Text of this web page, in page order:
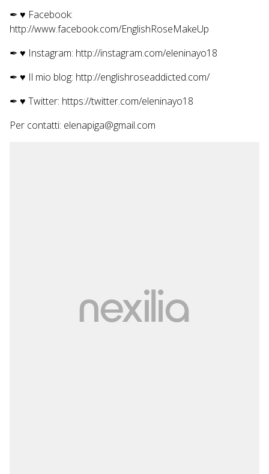
✒ ♥ Facebook:
http://www.facebook.com/EnglishRoseMakeUp
✒ ♥ Instagram: http://instagram.com/eleninayo18
✒ ♥ Il mio blog: http://englishroseaddicted.com/
✒ ♥ Twitter: https://twitter.com/eleninayo18
Per contatti: elenapiga@gmail.com